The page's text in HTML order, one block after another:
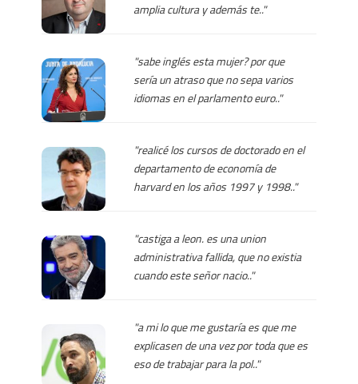
amplia cultura y además te.."
"sabe inglés esta mujer? por que
sería un atraso que no sepa varios
idiomas en el parlamento euro.."
"realicé los cursos de doctorado en el
departamento de economía de
harvard en los años 1997 y 1998.."
"castiga a leon. es una union
administrativa fallida, que no existia
cuando este señor nacio.."
"a mi lo que me gustaría es que me
explicasen de una vez por toda que es
eso de trabajar para la pol.."